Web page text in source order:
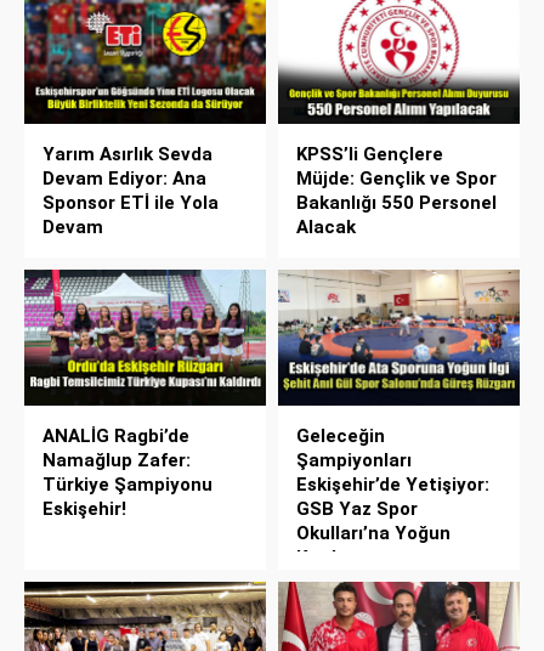
Yarım Asırlık Sevda
Devam Ediyor: Ana
Sponsor ETİ ile Yola
Devam
KPSS’li Gençlere
Müjde: Gençlik ve Spor
Bakanlığı 550 Personel
Alacak
ANALİG Ragbi’de
Namağlup Zafer:
Türkiye Şampiyonu
Eskişehir!
Geleceğin
Şampiyonları
Eskişehir’de Yetişiyor:
GSB Yaz Spor
Okulları’na Yoğun
Katılım